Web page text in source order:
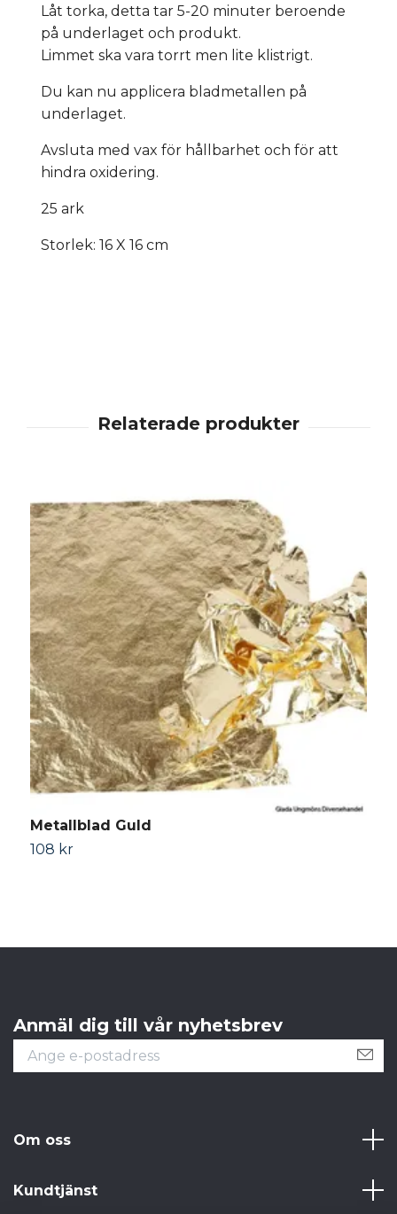
Låt torka, detta tar 5-20 minuter beroende
på underlaget och produkt.
Limmet ska vara torrt men lite klistrigt.
Du kan nu applicera bladmetallen på
underlaget.
Avsluta med vax för hållbarhet och för att
hindra oxidering.
25 ark
Storlek: 16 X 16 cm
Metallblad Guld
108 kr
Anmäl dig till vår nyhetsbrev
Om oss
Kundtjänst